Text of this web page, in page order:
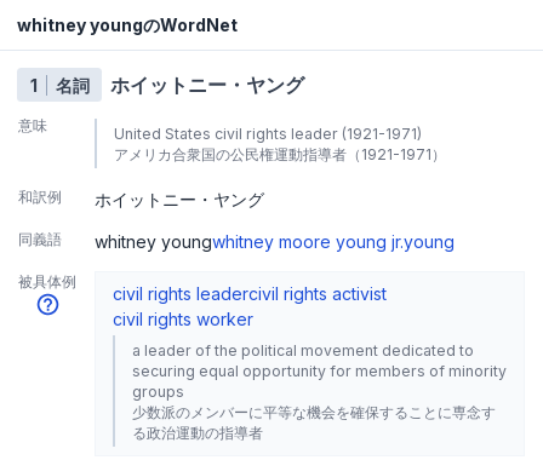
whitney youngのWordNet
1 名詞 ホイットニー・ヤング
意味
United States civil rights leader (1921-1971)
アメリカ合衆国の公民権運動指導者（1921-1971）
和訳例 ホイットニー・ヤング
同義語 whitney youngwhitney moore young jr.young
被具体例
civil rights leadercivil rights activist
civil rights worker
a leader of the political movement dedicated to
securing equal opportunity for members of minority
groups
少数派のメンバーに平等な機会を確保することに専念す
る政治運動の指導者